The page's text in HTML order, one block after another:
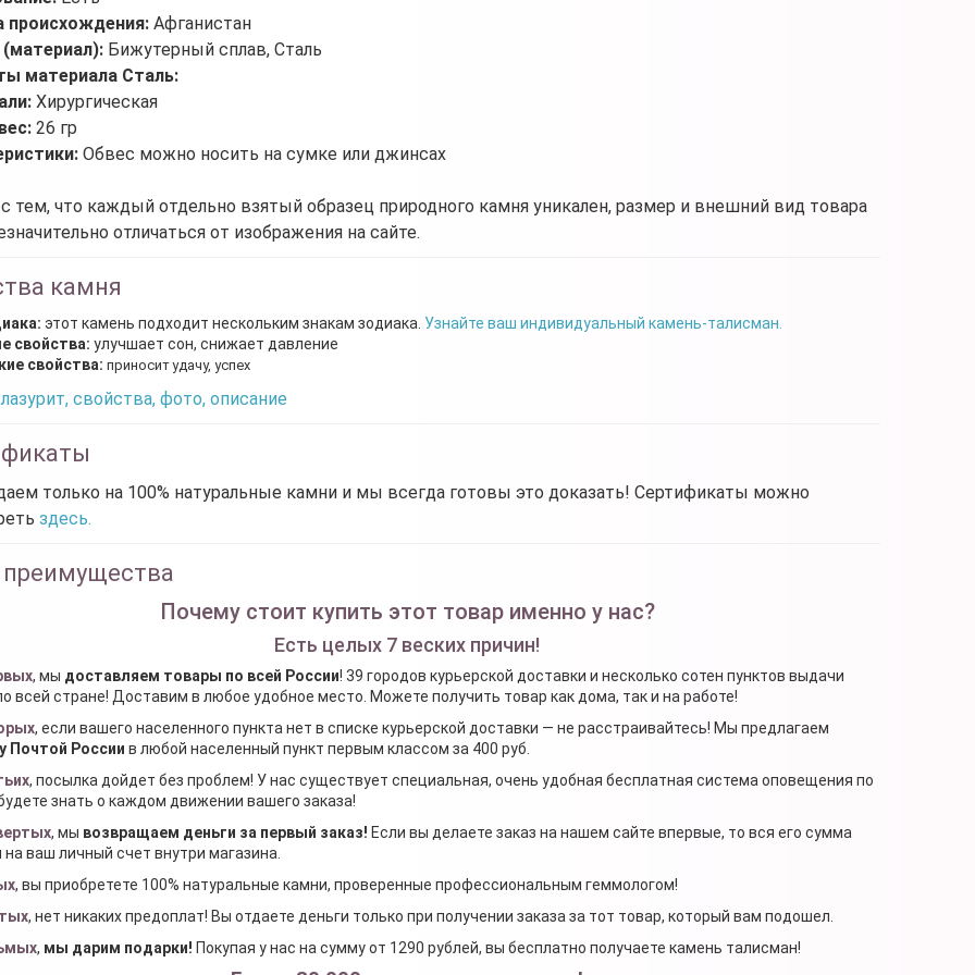
происхождения: Афганистан
Бижутерный сплав, Сталь
материала Сталь:
Хирургическая
26 гр
Обвес можно носить на сумке или джинсах
тем, что каждый отдельно взятый образец природного камня уникален, размер и внешний вид товара
отличаться от изображения на сайте.
камня
этот камень подходит нескольким знакам зодиака. Узнайте ваш индивидуальный камень-талисман.
свойства: улучшает сон, снижает давление
свойства: приносит удачу, успех
свойства, фото, описание
только на 100% натуральные камни и мы всегда готовы это доказать! Сертификаты можно
здесь.
Почему стоит купить этот товар именно у нас?
Есть целых 7 веских причин!
, мы доставляем товары по всей России! 39 городов курьерской доставки и несколько сотен пунктов выдачи
всей стране! Доставим в любое удобное место. Можете получить товар как дома, так и на работе!
, если вашего населенного пункта нет в списке курьерской доставки — не расстраивайтесь! Мы предлагаем
Почтой России в любой населенный пункт первым классом за 400 руб.
, посылка дойдет без проблем! У нас существует специальная, очень удобная бесплатная система оповещения по
знать о каждом движении вашего заказа!
, мы возвращаем деньги за первый заказ! Если вы делаете заказ на нашем сайте впервые, то вся его сумма
на ваш личный счет внутри магазина.
, вы приобретете 100% натуральные камни, проверенные профессиональным геммологом!
, нет никаких предоплат! Вы отдаете деньги только при получении заказа за тот товар, который вам подошел.
, мы дарим подарки! Покупая у нас на сумму от 1290 рублей, вы бесплатно получаете камень талисман!